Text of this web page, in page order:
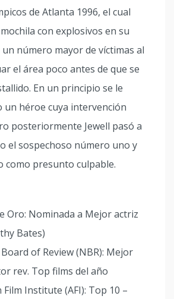
de Atlanta 1996, el cual
con explosivos en su
número mayor de víctimas al
el área poco antes de que se
En un principio se le
un héroe cuya intervención
posteriormente Jewell pasó a
el sospechoso número uno y
como presunto culpable.
Oro: Nominada a Mejor actriz
Bates)
of Review (NBR): Mejor
rev. Top films del año
Film Institute (AFI): Top 10 –